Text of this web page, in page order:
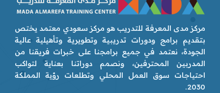
مركز مدى المعرفة للتدريب هو مركز سعودي معتمد يختص
بتقديم برامج ودورات تدريبية وتطويرية وتأهيلية عالية
الجودة، نعتمد في جميع برامجنا على خبرات فريقنا من
المدربين المحترفين، ونصمم دوراتنا بعناية لتواكب
احتياجات سوق العمل المحلي وتطلعات رؤية المملكة
2030.